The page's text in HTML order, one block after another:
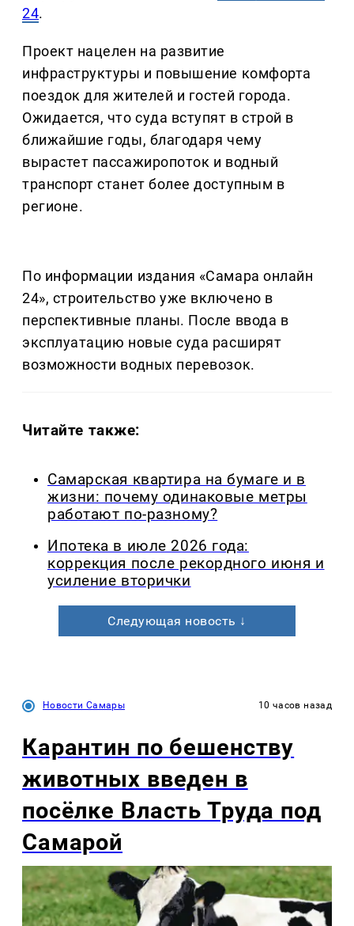
24.
Проект нацелен на развитие
инфраструктуры и повышение комфорта
поездок для жителей и гостей города.
Ожидается, что суда вступят в строй в
ближайшие годы, благодаря чему
вырастет пассажиропоток и водный
транспорт станет более доступным в
регионе.
По информации издания «Самара онлайн
24», строительство уже включено в
перспективные планы. После ввода в
эксплуатацию новые суда расширят
возможности водных перевозок.
Читайте также:
Самарская квартира на бумаге и в
жизни: почему одинаковые метры
работают по-разному?
Ипотека в июле 2026 года:
коррекция после рекордного июня и
усиление вторички
Следующая новость ↓
Новости Самары 10 часов назад
Карантин по бешенству
животных введен в
посёлке Власть Труда под
Самарой